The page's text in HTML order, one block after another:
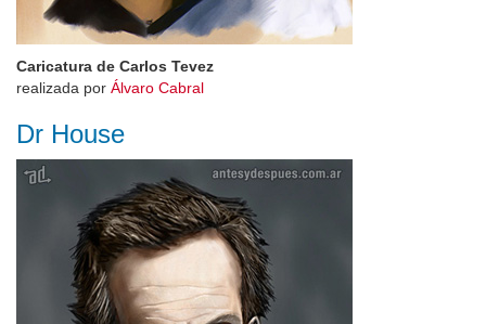
Caricatura de Carlos Tevez
realizada por Álvaro Cabral
Dr House